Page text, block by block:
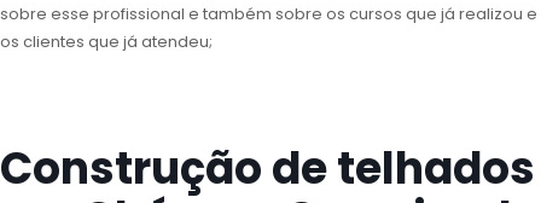
sobre esse profissional e também sobre os cursos que já realizou e
os clientes que já atendeu;
Construção de telhados